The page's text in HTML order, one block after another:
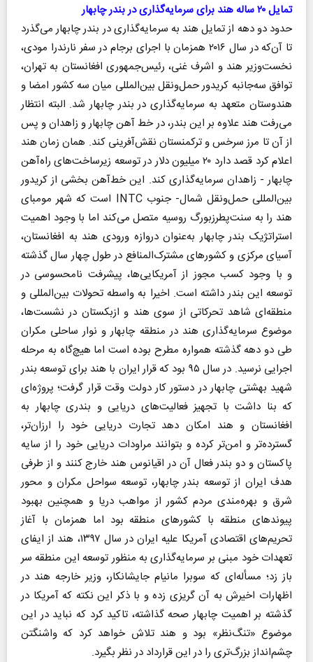
تمایل ۲۰ ساله هند برای سرمایه‌گذاری در بندر چابهار
حدود دو دهه از تمایل هند به سرمایه‌گذاری در بندر چابهار می‌گذرد
تا آن‌که در سال ۲۰۱۶ همزمان با اجرای برجام در سفر نارندرا مودی،
نخست‌وزیر هند و اشرف غنی، رئیس‌جمهوری افغانستان به تهران،
توافق سه‌جانبه کریدور حمل‌ونقل بین‌المللی میان سه کشور امضا‌ و
هندوستان متعهد به سرمایه‌گذاری در بندر چابهار شد. البته انتظار
می‌رفت هند علاوه بر این بندر، در خط آهن چابهار و زاهدان و پس
از آن تا مرز سرخس و ترکمنستان نقش‌آفرینی کند. همان زمان هند
اعلام کرد قصد دارد ۲۰ میلیون دلار در توسعه زیر‌ساخت‌های راه‌آهن
چابهار - زاهدان سرمایه‌گذاری کند. این خط‌آهن بخشی از کریدور
بین‌المللی حمل‌ونقل شمال- جنوب INTC است که شهر مومبای
هند را به سنت‌پطرزبورگ روسیه متصل می‌کند اما با وجود اهمیت
استراتژیک بندر چابهار به‌عنوان دروازه ورودی هند به افغانستان،
آسیای مرکزی و کشورهای مشترک‌المنافع در طول چهار سال گذشته
و با وجود کسب مجوز از آمریکایی‌ها، پیشرفت نامحسوسی در
توسعه این بندر داشته است. اخیرا به واسطه تحولات بین‌المللی و
منطقه‌ای شاهد تحرکاتی از سوی هند و ازبکستان در نشست‌ها،
موضوع سرمایه‌گذاری هند در منطقه چابهار و نوار ساحلی مکران
طی دو دهه گذشته همواره مطرح بوده است اما هیچ‌گاه به مرحله
اجرایی نرسید. در سال ۹۵ بود که قرار ایران با هند برای توسعه بندر
شهید بهشتی چابهار در دستور کار دولت وقت قرار گرفت؛ پروژه‌ای
که بنا داشت با تجهیز فعالیت‌های دریایی و بندری چابهار به
افغانستان و هند امکان دهد تجارت دریایی خود را ارزان‌تر،
گسترده‌تر و امن‌تر کرده و بتوانند مراودات دریایی خود را از سایه
پاکستان و دو بندر فعال آن در اقیانوس هند خارج کنند و از طرفی
هدف ایران از توسعه بندر چابهار، توسعه سواحل مکران و محور
شرق و بهره‌مندی مردم کشور از مواهب دریا و همچنین بهبود
پیوندهای منطقه با کشورهای منطقه بود اما همزمان با آغاز
تحریم‌های اقتصادی آمریکا علیه ایران در سال ۱۳۹۷، هند از ایفای
تعهدات خود مبنی بر سرمایه‌گذاری به منظور توسعه این منطقه سر
باز زد؛ مسأله‌ای که ‌سوبرا مانیام جایشانکار، وزیر خارجه هند در
اظهارات اخیرش به آن گریزی زده و با ذکر این نکته که آمریکا در
گذشته بر اهمیت چابهار صحه گذاشته، تاکید کرد که نباید در این
موضوع «تنگ‌نظر» بود و هند تلاش خواهد کرد که واشنگتن
چشم‌انداز بزرگ‌تری را در این قرارداد در نظر بگیرد.